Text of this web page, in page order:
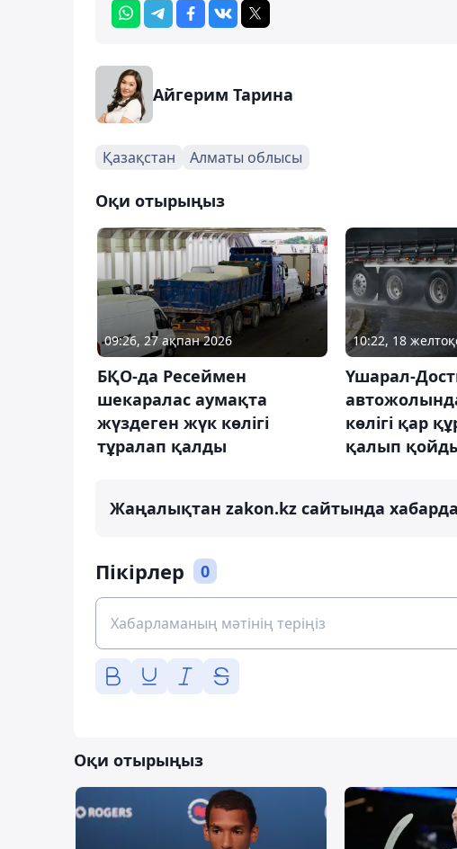
Айгерим Тарина
Қазақстан Алматы облысы
Оқи отырыңыз
09:26, 27 ақпан 2026
БҚО-да Ресеймен
шекаралас аумақта
жүздеген жүк көлігі
тұралап қалды
10:22, 18
Үшарал-
көлігі қар
қалып
Жаңалықтан zakon.kz сайтында
Пікірлер 0
Оқи отырыңыз